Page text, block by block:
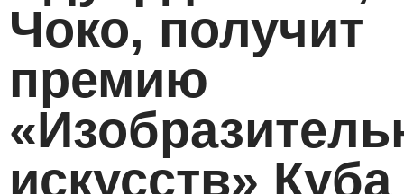
Чоко, получит
премию
искусств» Куба